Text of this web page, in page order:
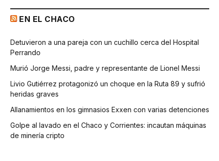
EN EL CHACO
Detuvieron a una pareja con un cuchillo cerca del Hospital
Perrando
Murió Jorge Messi, padre y representante de Lionel Messi
Livio Gutiérrez protagonizó un choque en la Ruta 89 y sufrió
heridas graves
Allanamientos en los gimnasios Exxen con varias detenciones
Golpe al lavado en el Chaco y Corrientes: incautan máquinas
de minería cripto